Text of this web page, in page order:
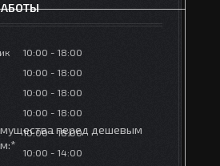
перед дешевым
10:00
18:00
10:00
18:00
10:00
18:00
10:00
18:00
10:00
18:00
10:00
14:00